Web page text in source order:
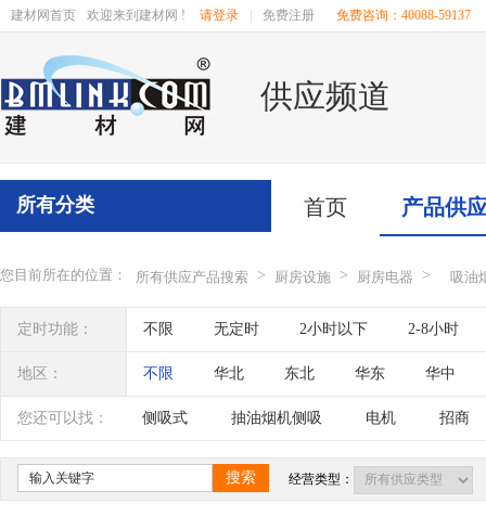
建材网首页 欢迎来到建材网 ! 请登录 免费注册 免费咨询：40088-59137
供应频道
首页 产品供
所有分类
您目前所在的位置： 所有供应产品搜索 > 厨房设施 > 厨房电器 > 吸油
定时功能： 不限 无定时 2小时以下 2-8小时
地区： 不限 华北 东北 华东 华中
辽宁 吉林 黑龙江 内蒙古 江苏
四川 海南 贵州 云南 西藏
您还可以找： 侧吸式 抽油烟机侧吸 电机 招商
搜索 经营类型：